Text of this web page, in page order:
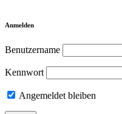
Anmelden
Benutzername
Kennwort
Angemeldet bleiben